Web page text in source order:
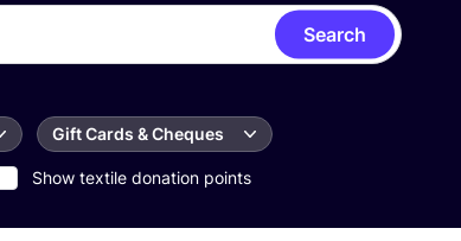
Search
Gift Cards & Cheques
Show textile donation points